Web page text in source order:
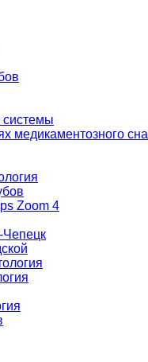
медикаментозного сна
Zoom 4
Чепецк